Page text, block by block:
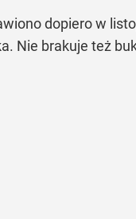
dopiero w
Nie brakuje też